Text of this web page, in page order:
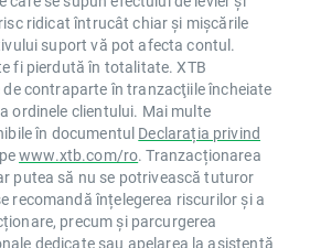
ridicat întrucât chiar și mișcările
suport vă pot afecta contul.
fi pierdută în totalitate. XTB
contraparte în tranzacţiile încheiate
ordinele clientului. Mai multe
în documentul Declarația privind
www.xtb.com/ro. Tranzacționarea
putea să nu se potrivească tuturor
recomandă înțelegerea riscurilor și a
precum și parcurgerea
dedicate sau apelarea la asistență